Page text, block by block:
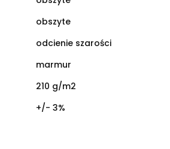
obszyte
odcienie szarości
marmur
210 g/m2
+/- 3%